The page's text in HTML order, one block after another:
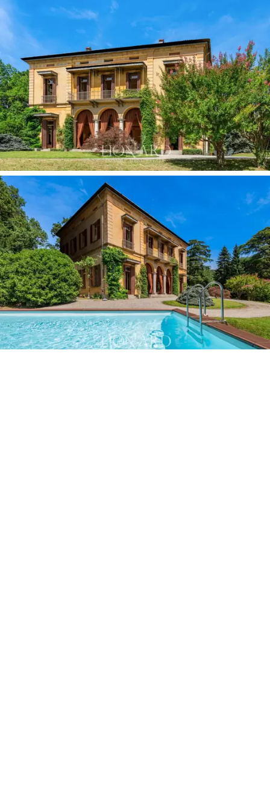
ofreciendo extraordinarias posibilidades de ampliación.
El parque se extiende por casi 15.000 metros
cuadradosy está completamentecerrado con muros
de piedra a vista.Repleto dealtos árboles y
especies valiosas, este espacio verde ofrece absoluta
privacidad y amplio espacio para actividades
recreativas, con posibilidad de construir unapiscina.
Esta villa es unapropiedad de interés histórico-
artístico.Dada lacalidad de los materiales
empleados, unmantenimiento conservador
la propiedad, devolviéndole su antiguo esplendor.
La combinación de una ubicación estratégica entre
Como y Lecco, privacidad, arquitectura histórica
con acabados de época y un parque centenario
hacen de esta propiedad en venta una oportunidad
única en la provincia deComo, perfecta como
residencia de prestigioo para proyectos de desarrollo
en la zona de Larian.